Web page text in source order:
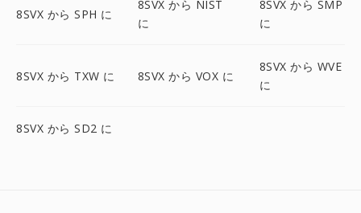
8SVX から SPH に
8SVX から NIST
に
8SVX から SMP
に
8SVX から TXW に 8SVX から VOX に
8SVX から WVE
に
8SVX から SD2 に